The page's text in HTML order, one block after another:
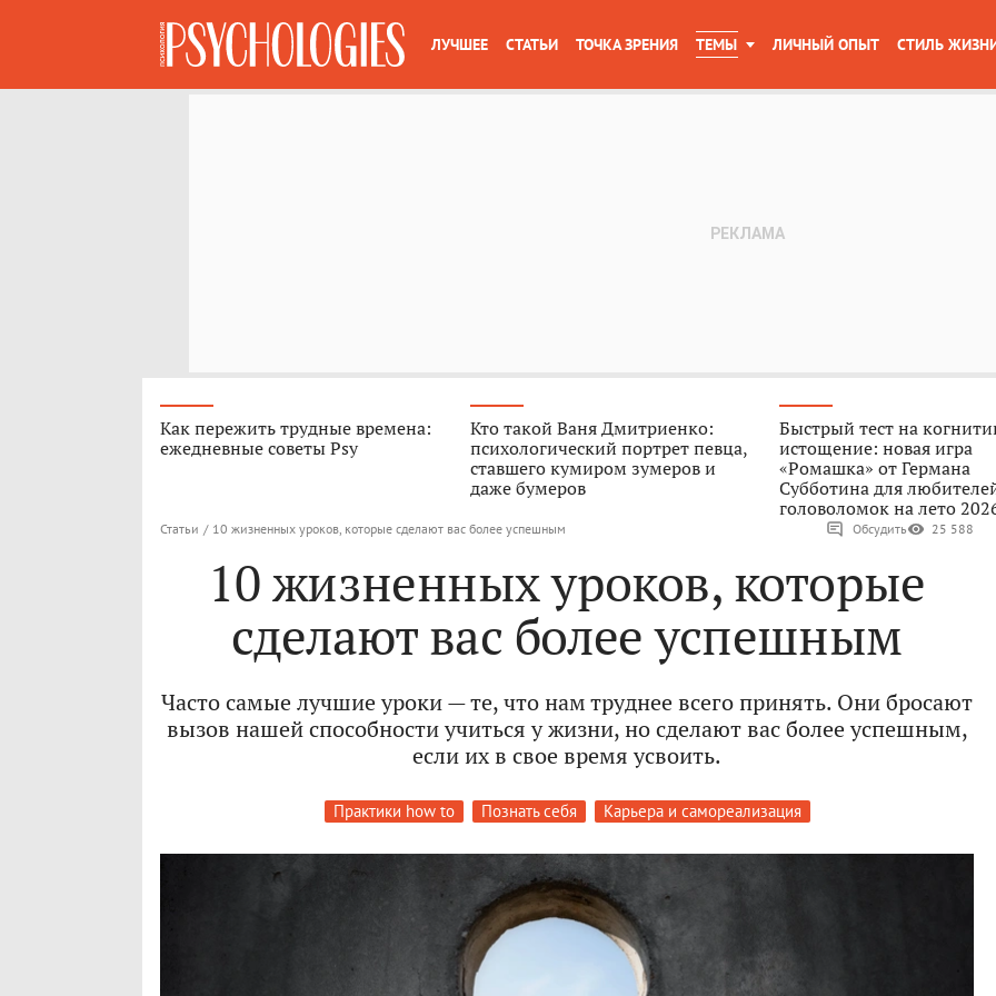
ЛУЧШЕЕ СТАТЬИ ТОЧКА ЗРЕНИЯ ТЕМЫ ЛИЧНЫЙ ОПЫТ СТИЛЬ
Как пережить трудные времена:
ежедневные советы Psy
Кто такой Ваня Дмитриенко:
психологический портрет певца,
ставшего кумиром зумеров и
даже бумеров
Быстрый тест на
истощение: новая игра
«Ромашка» от Германа
Субботина для
головоломок на лето
Статьи / 10 жизненных уроков, которые сделают вас более успешным Обсудить 25 588
10 жизненных уроков, которые
сделают вас более успешным
Часто самые лучшие уроки — те, что нам труднее всего принять. Они бросают
вызов нашей способности учиться у жизни, но сделают вас более успешным,
если их в свое время усвоить.
Практики how to Познать себя Карьера и самореализация